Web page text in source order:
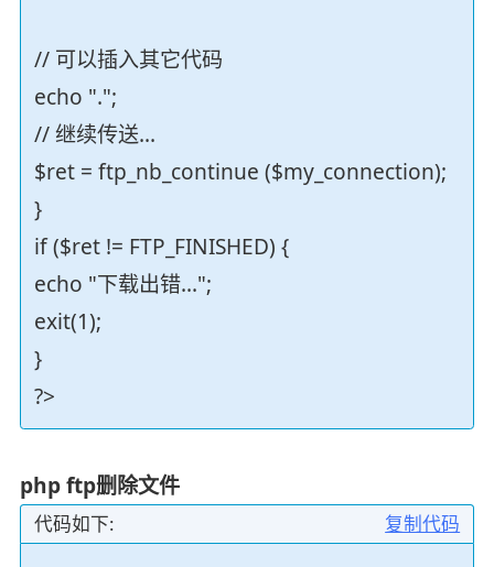
// 可以插入其它代码
echo ".";
// 继续传送...
$ret = ftp_nb_continue ($my_connection);
}
if ($ret != FTP_FINISHED) {
echo "下载出错...";
exit(1);
}
?>
php ftp删除文件
复制代码
代码如下: